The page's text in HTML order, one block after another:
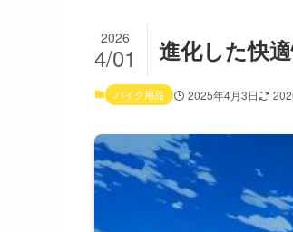
進化した快
2026
4/01
バイク用品 2025年4月3日